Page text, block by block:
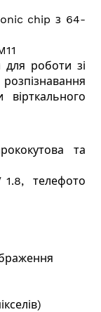
chip з 64-
роботи зі
та
1.8, телефото